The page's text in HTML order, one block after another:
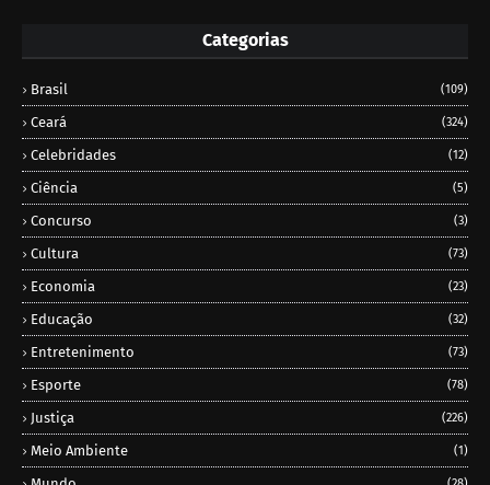
Categorias
Brasil (109)
Ceará (324)
Celebridades (12)
Ciência (5)
Concurso (3)
Cultura (73)
Economia (23)
Educação (32)
Entretenimento (73)
Esporte (78)
Justiça (226)
Meio Ambiente (1)